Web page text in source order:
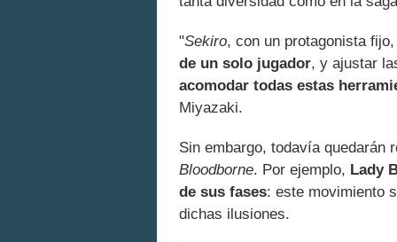
"Sekiro, con un protagonista fijo,
de un solo jugador, y ajustar
acomodar todas estas
Miyazaki.
Sin embargo, todavía quedarán
Bloodborne. Por ejemplo, Lady
de sus fases: este movimiento
dichas ilusiones.